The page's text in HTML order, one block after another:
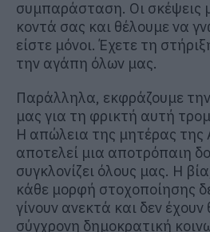
συμπαράσταση. Οι σκέψεις
κοντά σας και θέλουμε να
είστε μόνοι. Έχετε τη
την αγάπη όλων μας.
Παράλληλα, εκφράζουμε
μας για τη φρικτή αυτή
Η απώλεια της μητέρας της
αποτελεί μια αποτρόπαιη
συγκλονίζει όλους μας. Η
κάθε μορφή στοχοποίησης
γίνουν ανεκτά και δεν έχουν
σύγχρονη δημοκρατική